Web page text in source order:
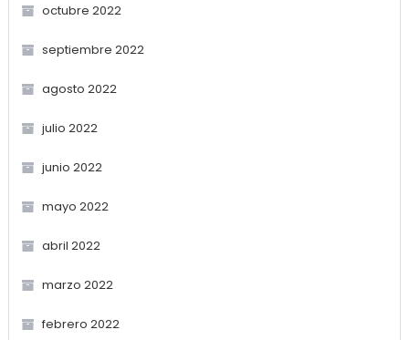
octubre 2022
septiembre 2022
agosto 2022
julio 2022
junio 2022
mayo 2022
abril 2022
marzo 2022
febrero 2022